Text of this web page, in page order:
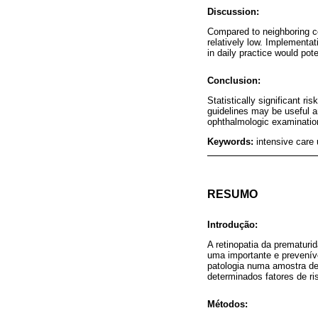
Discussion:
Compared to neighboring
relatively low.
in daily practice would
Conclusion:
Statistically significant
guidelines may be useful
ophthalmologic
Keywords: intensive care
RESUMO
Introdução:
A retinopatia da
uma importante e
patologia numa amostra
determinados fatores de
Métodos: